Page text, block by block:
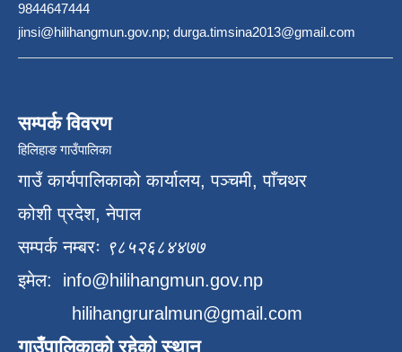
9844647444
jinsi@hilihangmun.gov.np; durga.timsina2013@gmail.com
सम्पर्क विवरण
हिलिहाङ गाउँपालिका
गाउँ कार्यपालिकाको कार्यालय, पञ्चमी, पाँचथर
कोशी प्रदेश, नेपाल
सम्पर्क नम्बरः ९८५२६८४४७७
इमेल: info@hilihangmun.gov.np
hilihangruralmun@gmail.com
गाउँपालिकाको रहेको स्थान